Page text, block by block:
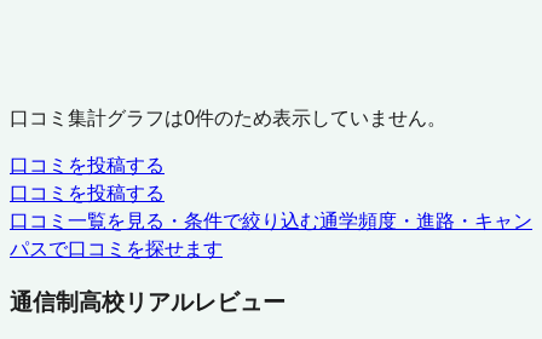
口コミ集計グラフは0件のため表示していません。
口コミを投稿する
口コミを投稿する
口コミ一覧を見る・条件で絞り込む通学頻度・進路・キャン
パスで口コミを探せます
通信制高校リアルレビュー